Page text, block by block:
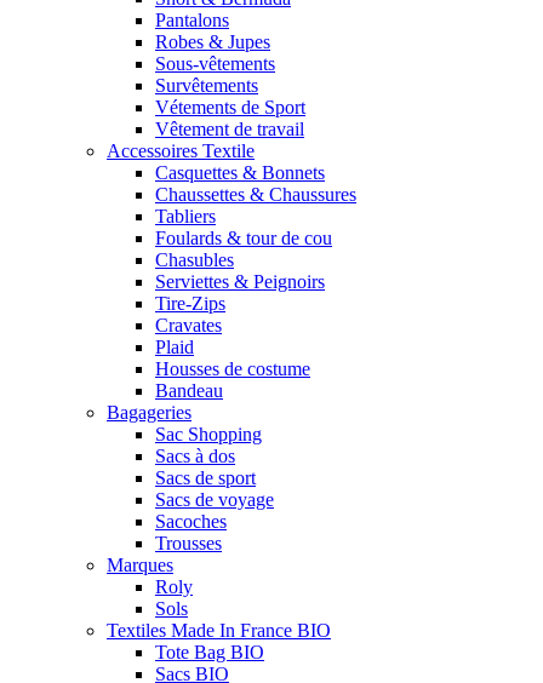
Pantalons
Robes & Jupes
Sous-vêtements
Survêtements
Vétements de Sport
Vêtement de travail
Accessoires Textile
Casquettes & Bonnets
Chaussettes & Chaussures
Tabliers
Foulards & tour de cou
Chasubles
Serviettes & Peignoirs
Tire-Zips
Cravates
Plaid
Housses de costume
Bandeau
Bagageries
Sac Shopping
Sacs à dos
Sacs de sport
Sacs de voyage
Sacoches
Trousses
Marques
Roly
Sols
Textiles Made In France BIO
Tote Bag BIO
Sacs BIO